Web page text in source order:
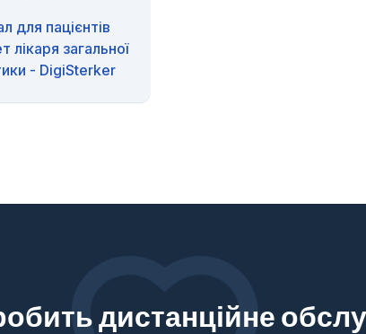
для пацієнтів
лікаря загальної
- DigiSterker
дистанційне